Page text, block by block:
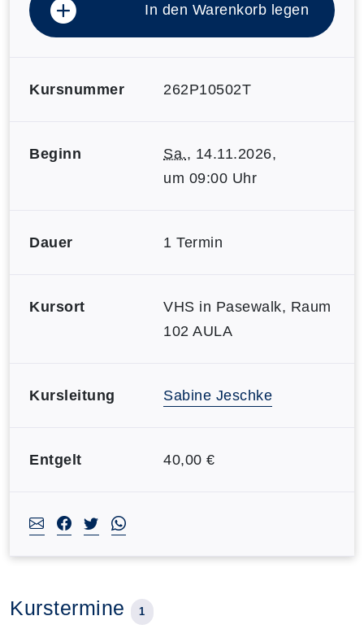
In den Warenkorb legen
Kursnummer 262P10502T
Beginn Sa., 14.11.2026,
um 09:00 Uhr
Dauer 1 Termin
Kursort
VHS in Pasewalk, Raum
102 AULA
Kursleitung Sabine Jeschke
Entgelt 40,00 €
Kurstermine 1